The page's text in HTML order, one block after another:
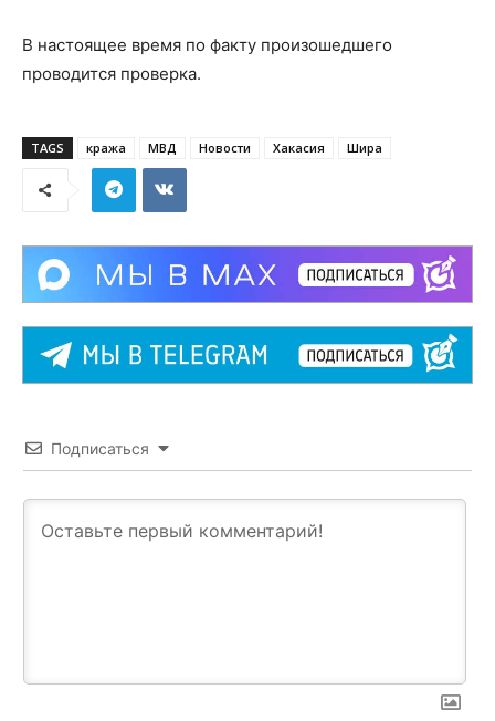
В настоящее время по факту произошедшего
проводится проверка.
TAGS кража МВД Новости Хакасия Шира
Подписаться